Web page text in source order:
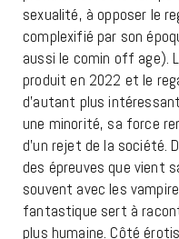
sexualité, à opposer le
complexifié par son
aussi le comin off age).
produit en 2022 et le
d’autant plus
une minorité, sa force
d’un rejet de la société.
des épreuves que vient
souvent avec les
fantastique sert à
plus humaine. Côté